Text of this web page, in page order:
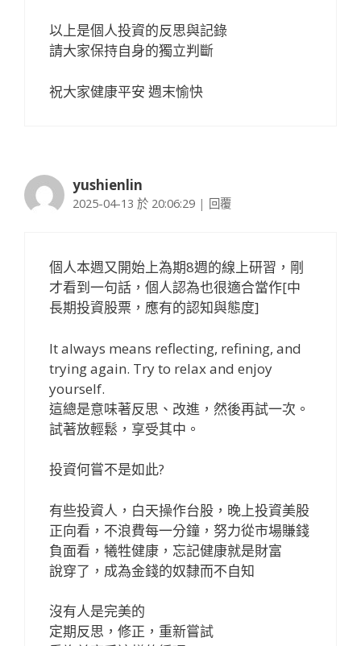
以上是個人投資的反思與記錄
請大家保持自身的獨立判斷
祝大家健康平安 週末愉快
yushienlin
2025-04-13 於 20:06:29 | 回覆
個人本週又開始上為期8週的線上研習，剛
才看到一句話，個人認為也很適合當作[中
長期投資股票，應有的認知與態度]
It always means reflecting, refining, and
trying again. Try to relax and enjoy
yourself.
這總是意味著反思、改進，然後再試一次。
試著放輕鬆，享受其中。
投資何嘗不是如此?
有些投資人，白天操作台股，晚上投資美股
正向看，不浪費每一分鐘，努力從市場賺錢
負面看，犧牲健康，忘記健康就是財富
說穿了，成為金錢的奴隸而不自知
沒有人是完美的
定期反思，修正，重新嘗試